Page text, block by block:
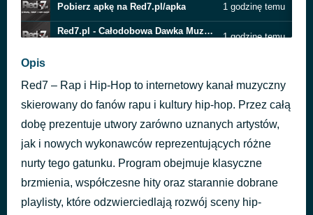
Pobierz apkę na Red7.pl/apka 1 godzinę temu
Red7.pl - Całodobowa Dawka Muzyki
1 godzinę temu
Red7.pl - Całodobowa Dawka Muzyki
Rap i HipHop
Pobierz apkę na Red7.pl/apka 1 godzinę temu
Najlepszy Rap i Hip Hop w sieci!
Słuchasz Red7.pl
Opis
Red7 – Rap i Hip-Hop to internetowy kanał muzyczny
skierowany do fanów rapu i kultury hip-hop. Przez całą
dobę prezentuje utwory zarówno uznanych artystów,
jak i nowych wykonawców reprezentujących różne
nurty tego gatunku. Program obejmuje klasyczne
brzmienia, współczesne hity oraz starannie dobrane
playlisty, które odzwierciedlają rozwój sceny hip-